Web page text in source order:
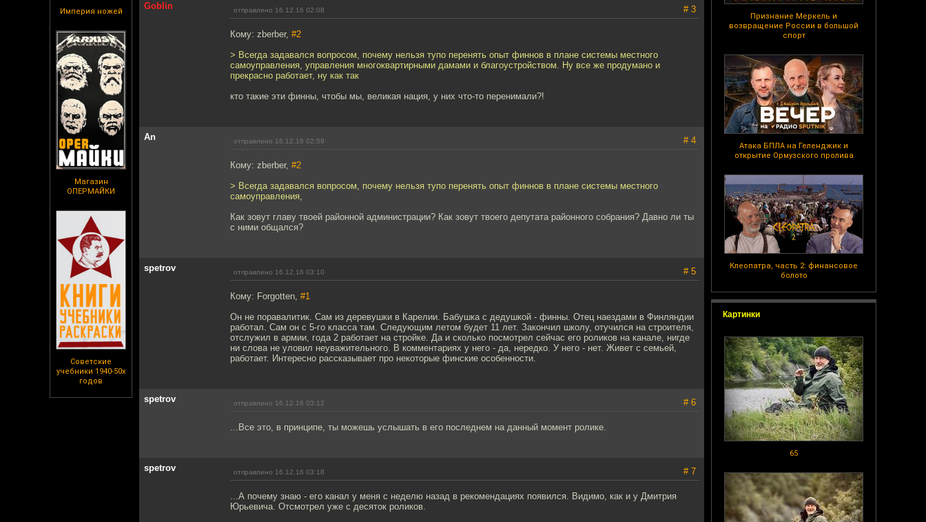
Империя ножей
Магазин
ОПЕРМАЙКИ
Советские
учебники 1940-50х
годов
Признание Меркель и
возвращение России в большой
спорт
Атака БПЛА на Геленджик и
открытие Ормузского пролива
Клеопатра, часть 2: финансовое
болото
Картинки
65
Goblin отправлено 16.12.16 02:08 # 3
Кому: zberber, #2
> Всегда задавался вопросом, почему нельзя тупо перенять опыт финнов в плане системы местного
самоуправления, управления многоквартирными дамами и благоустройством. Ну все же продумано и
прекрасно работает, ну как так
кто такие эти финны, чтобы мы, великая нация, у них что-то перенимали?!
An отправлено 16.12.16 02:59 # 4
Кому: zberber, #2
> Всегда задавался вопросом, почему нельзя тупо перенять опыт финнов в плане системы местного
самоуправления,
Как зовут главу твоей районной администрации? Как зовут твоего депутата районного собрания? Давно ли ты
с ними общался?
spetrov отправлено 16.12.16 03:10 # 5
Кому: Forgotten, #1
Он не поравалитик. Сам из деревушки в Карелии. Бабушка с дедушкой - финны. Отец наездами в Финляндии
работал. Сам он с 5-го класса там. Следующим летом будет 11 лет. Закончил школу, отучился на строителя,
отслужил в армии, года 2 работает на стройке. Да и сколько посмотрел сейчас его роликов на канале, нигде
ни слова не уловил неуважительного. В комментариях у него - да, нередко. У него - нет. Живет с семьей,
работает. Интересно рассказывает про некоторые финские особенности.
spetrov отправлено 16.12.16 03:12 # 6
...Все это, в принципе, ты можешь услышать в его последнем на данный момент ролике.
spetrov отправлено 16.12.16 03:18 # 7
...А почему знаю - его канал у меня с неделю назад в рекомендациях появился. Видимо, как и у Дмитрия
Юрьевича. Отсмотрел уже с десяток роликов.